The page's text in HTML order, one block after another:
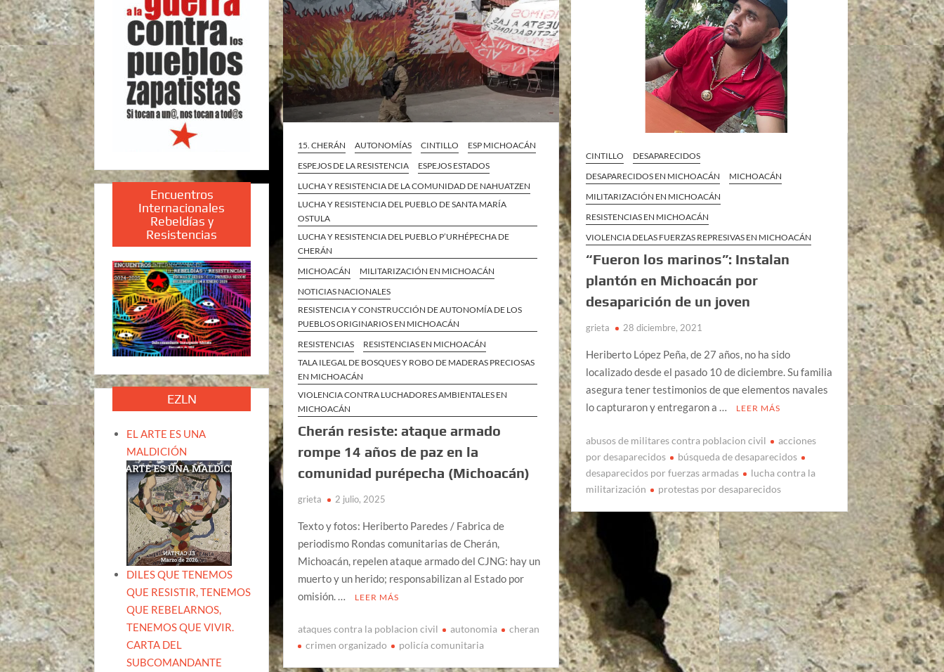
15. CHERÁN AUTONOMÍAS CINTILLO
ESP MICHOACÁN
ESPEJOS DE LA RESISTENCIA
ESPEJOS ESTADOS
LUCHA Y RESISTENCIA DE LA COMUNIDAD DE NAHUATZEN
LUCHA Y RESISTENCIA DEL PUEBLO DE SANTA MARÍA
OSTULA
LUCHA Y RESISTENCIA DEL PUEBLO P’URHÉPECHA DE
CHERÁN
MICHOACÁN
MILITARIZACIÓN EN MICHOACÁN
NOTICIAS NACIONALES
RESISTENCIA Y CONSTRUCCIÓN DE AUTONOMÍA DE LOS
PUEBLOS ORIGINARIOS EN MICHOACÁN
RESISTENCIAS
RESISTENCIAS EN MICHOACÁN
TALA ILEGAL DE BOSQUES Y ROBO DE MADERAS PRECIOSAS
EN MICHOACÁN
VIOLENCIA CONTRA LUCHADORES AMBIENTALES EN
MICHOACÁN
Cherán resiste: ataque armado
rompe 14 años de paz en la
comunidad purépecha (Michoacán)
grieta 2 julio, 2025
Texto y fotos: Heriberto Paredes / Fabrica de
periodismo Rondas comunitarias de Cherán,
Michoacán, repelen ataque armado del CJNG: hay un
muerto y un herido; responsabilizan al Estado por
omisión. …
LEER MÁS
ataques contra la poblacion civil autonomia
cheran
crimen organizado
policía comunitaria
CINTILLO
DESAPARECIDOS
DESAPARECIDOS EN MICHOACÁN
MICHOACÁN
MILITARIZACIÓN EN MICHOACÁN
RESISTENCIAS EN MICHOACÁN
VIOLENCIA DELAS FUERZAS REPRESIVAS EN MICHOACÁN
“Fueron los marinos”: Instalan
plantón en Michoacán por
desaparición de un joven
grieta 28 diciembre, 2021
Heriberto López Peña, de 27 años, no ha sido
localizado desde el pasado 10 de diciembre. Su familia
asegura tener testimonios de que elementos navales
lo capturaron y entregaron a …
LEER MÁS
abusos de militares contra poblacion civil
acciones
por desaparecidos
búsqueda de desaparecidos
desaparecidos por fuerzas armadas
lucha contra la
militarización
protestas por desaparecidos
Encuentros
Internacionales
Rebeldías y
Resistencias
EZLN
EL ARTE ES UNA
MALDICIÓN
DILES QUE TENEMOS
QUE RESISTIR, TENEMOS
QUE REBELARNOS,
TENEMOS QUE VIVIR.
CARTA DEL
SUBCOMANDANTE